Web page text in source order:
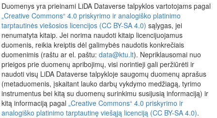
Duomenys yra prieinami LiDA Dataverse talpyklos vartotojams pagal
„Creative Commons“ 4.0 priskyrimo ir analogiško platinimo
tarptautinės viešosios licencijos (CC BY-SA 4.0) sąlygas, jei
nenumatyta kitaip. Jei norima naudoti kitaip licencijuojamus
duomenis, reikia kreiptis dėl galimybės naudotis konkrečiais
duomenimis (raštu ar el. paštu: data@ktu.lt). Nepriklausomai nuo
prieigos prie duomenų apribojimų, visi norintieji gali peržiūrėti ir
naudoti visų LiDA Dataverse talpykloje saugomų duomenų aprašus
(metaduomenis, įskaitant lauko darbų vykdymo medžiagą, tyrimo
instrumentus bei kitą su duomenų surinkimu susijusią informaciją) ir
kitą informaciją pagal „Creative Commons“ 4.0 priskyrimo ir
analogiško platinimo tarptautinę viešąją licenciją (CC BY-SA 4.0).